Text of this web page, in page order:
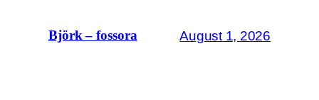
Björk – fossora August 1, 2026